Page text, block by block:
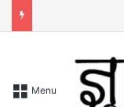
Menu